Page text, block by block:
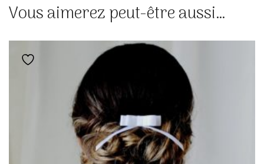
Vous aimerez peut-être aussi…
Ajouter à la liste de souhaits